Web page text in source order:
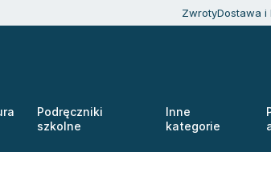
ZwrotyDostawa i
Podręczniki
szkolne
Inne
kategorie